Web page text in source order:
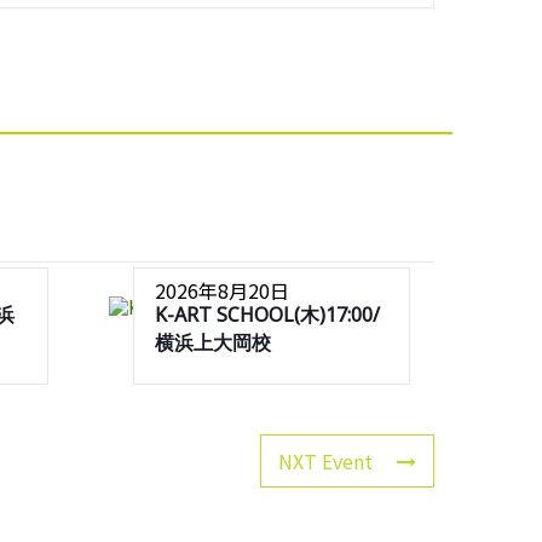
2026年8月20日
K-ART SCHOOL(木)17:00/
横浜上大岡校
NXT Event